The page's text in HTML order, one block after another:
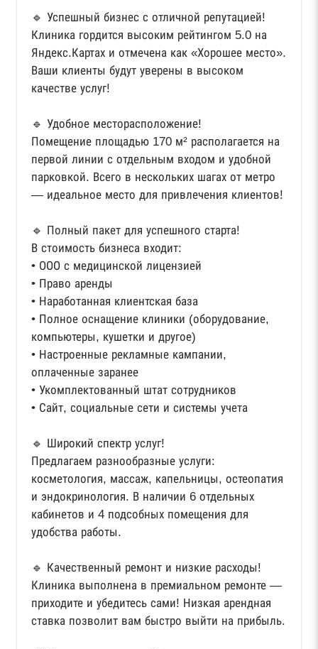
🔹 Успешный бизнес с отличной репутацией!
Клиника гордится высоким рейтингом 5.0 на
Яндекс.Картах и отмечена как «Хорошее место».
Ваши клиенты будут уверены в высоком
качестве услуг!
🔹 Удобное месторасположение!
Помещение площадью 170 м² располагается на
первой линии с отдельным входом и удобной
парковкой. Всего в нескольких шагах от метро
— идеальное место для привлечения клиентов!
🔹 Полный пакет для успешного старта!
В стоимость бизнеса входит:
• ООО с медицинской лицензией
• Право аренды
• Наработанная клиентская база
• Полное оснащение клиники (оборудование,
компьютеры, кушетки и другое)
• Настроенные рекламные кампании,
оплаченные заранее
• Укомплектованный штат сотрудников
• Сайт, социальные сети и системы учета
🔹 Широкий спектр услуг!
Предлагаем разнообразные услуги:
косметология, массаж, капельницы, остеопатия
и эндокринология. В наличии 6 отдельных
кабинетов и 4 подсобных помещения для
удобства работы.
🔹 Качественный ремонт и низкие расходы!
Клиника выполнена в премиальном ремонте —
приходите и убедитесь сами! Низкая арендная
ставка позволит вам быстро выйти на прибыль.